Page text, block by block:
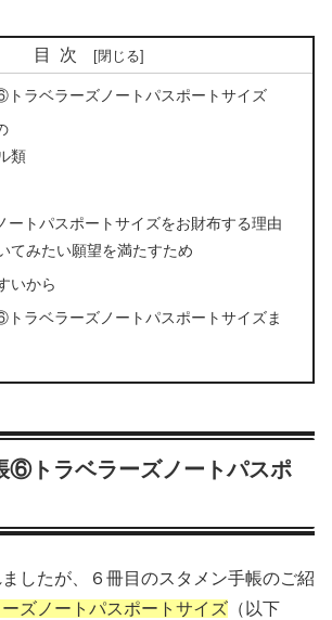
目次
ラベラーズノートパスポートサイズ
類
ートパスポートサイズをお財布する理由
てみたい願望を満たすため
いから
ラベラーズノートパスポートサイズま
⑥トラベラーズノートパスポ
したが、６冊目のスタメン手帳のご紹
ーズノートパスポートサイズ （以下